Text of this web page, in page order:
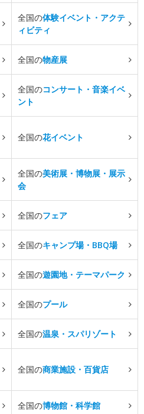
全国の体験イベント・アクテ
ィビティ
全国の物産展
全国のコンサート・音楽イベ
ント
全国の花イベント
全国の美術展・博物展・展示
会
全国のフェア
全国のキャンプ場・BBQ場
全国の遊園地・テーマパーク
全国のプール
全国の温泉・スパリゾート
全国の商業施設・百貨店
全国の博物館・科学館